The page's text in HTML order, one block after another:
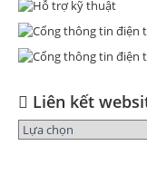
Liên kết